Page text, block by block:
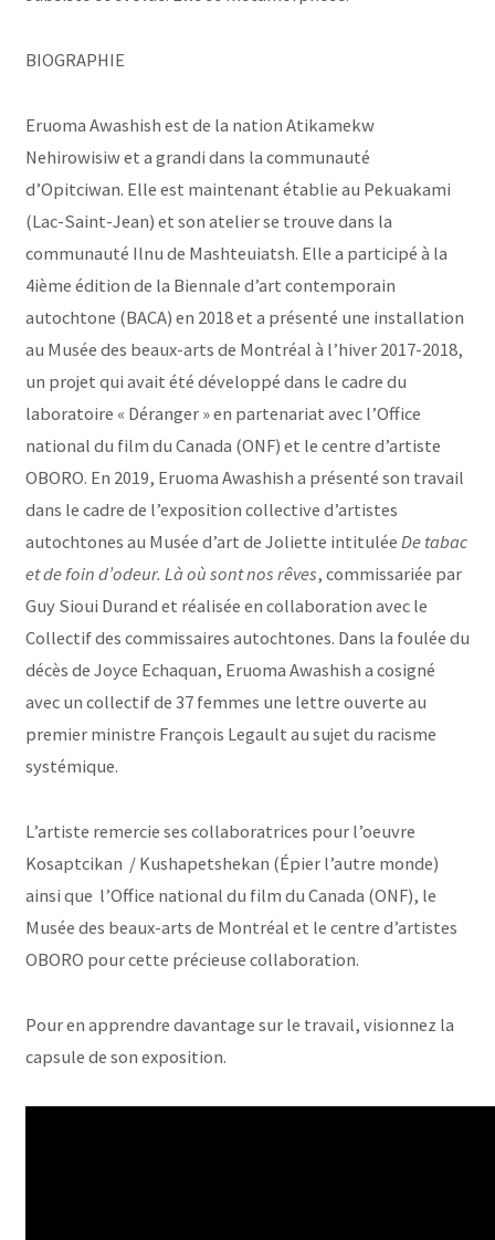
BIOGRAPHIE
Eruoma Awashish est de la nation Atikamekw
Nehirowisiw et a grandi dans la communauté
d’Opitciwan. Elle est maintenant établie au Pekuakami
(Lac-Saint-Jean) et son atelier se trouve dans la
communauté Ilnu de Mashteuiatsh. Elle a participé à la
4ième édition de la Biennale d’art contemporain
autochtone (BACA) en 2018 et a présenté une installation
au Musée des beaux-arts de Montréal à l’hiver 2017-2018,
un projet qui avait été développé dans le cadre du
laboratoire « Déranger » en partenariat avec l’Office
national du film du Canada (ONF) et le centre d’artiste
OBORO. En 2019, Eruoma Awashish a présenté son travail
dans le cadre de l’exposition collective d’artistes
autochtones au Musée d’art de Joliette intituléeDe tabac
et de foin d’odeur. Là où sont nos rêves, commissariée par
Guy Sioui Durand et réalisée en collaboration avec le
Collectif des commissaires autochtones. Dans la foulée du
décès de Joyce Echaquan, Eruoma Awashish a cosigné
avec un collectif de 37 femmes une lettre ouverte au
premier ministre François Legault au sujet du racisme
systémique.
L’artiste remercie ses collaboratrices pour l’oeuvre
Kosaptcikan / Kushapetshekan (Épier l’autre monde)
ainsi que l’Office national du film du Canada (ONF), le
Musée des beaux-arts de Montréal et le centre d’artistes
OBORO pour cette précieuse collaboration.
Pour en apprendre davantage sur le travail, visionnez la
capsule de son exposition.